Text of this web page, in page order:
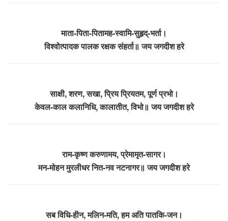
माता-पिता-पितामह-स्वामि-सुहृद्-भर्ता।
विश्वोत्पादक पालक रक्षक संहर्ता॥ जय जगदीश हरे
साक्षी, शरण, सखा, प्रिय प्रियतम, पूर्ण प्रभो।
केवल-काल कलानिधि, कालातीत, विभो॥ जय जगदीश हरे
राम-कृष्ण करुणामय, प्रेमामृत-सागर।
मन-मोहन मुरलीधर नित-नव नटनागर॥ जय जगदीश हरे
सब विधि-हीन, मलिन-मति, हम अति पातकि-जन।